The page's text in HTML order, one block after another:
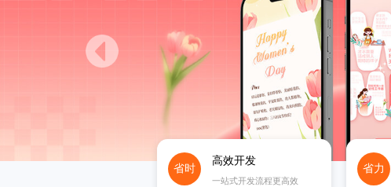
省时
高效开发
一站式开发流程更高效
省力